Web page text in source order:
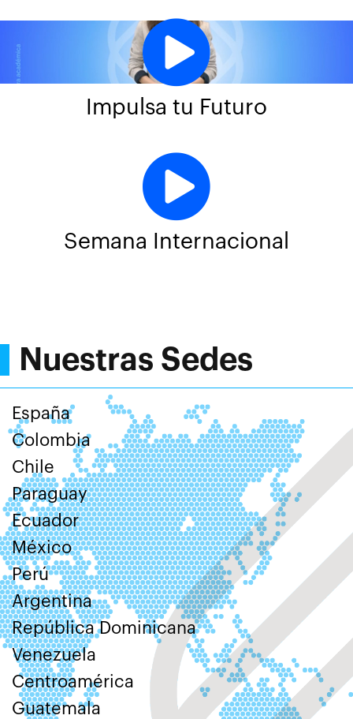
Impulsa tu Futuro
Semana Internacional
Nuestras Sedes
España
Colombia
Chile
Paraguay
Ecuador
México
Perú
Argentina
República Dominicana
Venezuela
Centroamérica
Guatemala